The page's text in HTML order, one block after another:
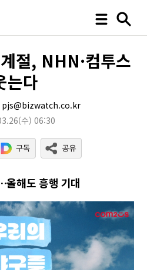
절, NHN·컴투스
는다
pjs@bizwatch.co.kr
(수) 06:30
해도 흥행 기대